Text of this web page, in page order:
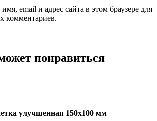
email и адрес сайта в этом браузере для
комментариев.
понравиться
улучшенная 150х100 мм